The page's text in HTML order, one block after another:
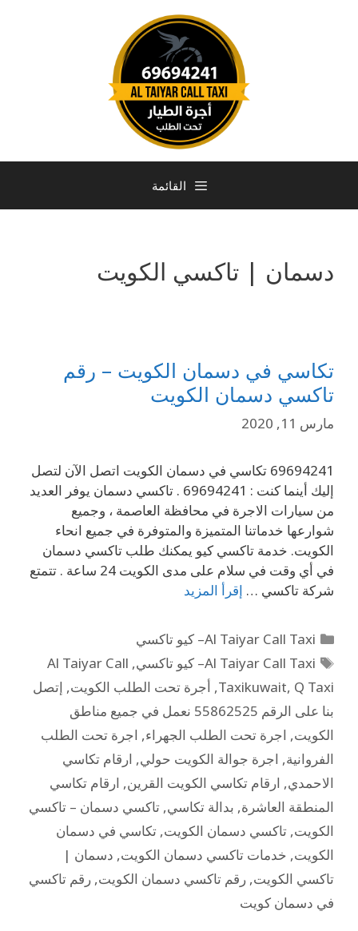
القائمة
دسمان | تاكسي الكويت
تكاسي في دسمان الكويت – رقم
تاكسي دسمان الكويت
مارس 11, 2020
69694241 تكاسي في دسمان الكويت اتصل الآن لتصل
إليك أينما كنت : 69694241 . تاكسي دسمان يوفر العديد
من سيارات الاجرة في محافظة العاصمة ، وجميع
شوارعها خدماتنا المتميزة والمتوفرة في جميع انحاء
الكويت. خدمة تاكسي كيو يمكنك طلب تاكسي دسمان
في أي وقت في سلام على مدى الكويت 24 ساعة . تتمتع
شركة تاكسي … إقرأ المزيد
Al Taiyar Call Taxi– كيو تاكسي
Al Taiyar Call Taxi– كيو تاكسي
,
Al Taiyar Call
Taxikuwait, Q Taxi
, أجرة تحت الطلب الكويت, إتصل
بنا على الرقم 55862525 نعمل في جميع مناطق
الكويت, اجرة تحت الطلب الجهراء, اجرة تحت الطلب
الفروانية, اجرة جوالة الكويت حولي, ارقام تكاسي
الاحمدي, ارقام تكاسي الكويت القرين, ارقام تكاسي
المنطقة العاشرة, بدالة تكاسي, تاكسي دسمان – تاكسي
الكويت, تاكسي دسمان الكويت, تكاسي في دسمان
الكويت, خدمات تاكسي دسمان الكويت, دسمان |
تاكسي الكويت, رقم تاكسي دسمان الكويت, رقم تاكسي
في دسمان كويت